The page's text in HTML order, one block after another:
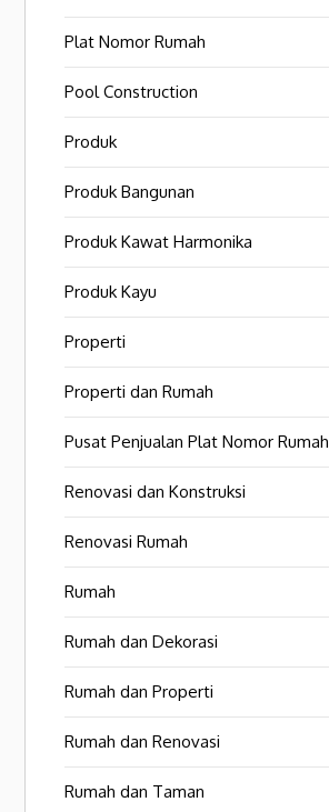
Plat Nomor Rumah
Pool Construction
Produk
Produk Bangunan
Produk Kawat Harmonika
Produk Kayu
Properti
Properti dan Rumah
Pusat Penjualan Plat Nomor Rumah
Renovasi dan Konstruksi
Renovasi Rumah
Rumah
Rumah dan Dekorasi
Rumah dan Properti
Rumah dan Renovasi
Rumah dan Taman